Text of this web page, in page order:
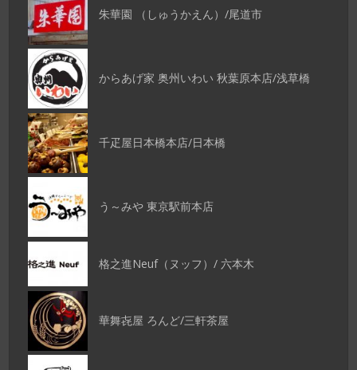
朱華園 （しゅうかえん）/尾道市
からあげ家 奥州いわい 秋葉原本店/浅草橋
千疋屋日本橋本店/日本橋
う～みや 東京駅前本店
格之進Neuf（ヌッフ）/ 六本木
華舞㐂屋 ろんど/三軒茶屋